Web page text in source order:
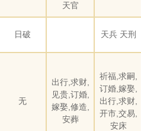
天官
日破 天兵 天刑
无
出行,求财,
见贵,订婚,
嫁娶,修造,
安葬
祈福,求嗣,
订婚,嫁娶,
出行,求财,
开市,交易,
安床